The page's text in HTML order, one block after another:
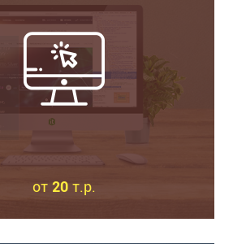
от 20 т.р.